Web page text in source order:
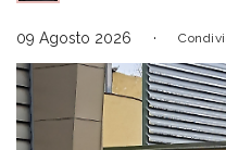
09 Agosto 2026